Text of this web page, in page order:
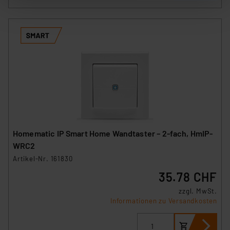
Informationen auf Ihrem gerät (§25 Abs.1 TTDSG) sowie
nachfolgend dargestellten bzw. die von Ihnen
ausgewählten Verarbeitungszwecke (Art. 6 Abs.1a DSG-
Cookies nach Zweck und Anbieter ist durch Klick auf
können die Verwendung nicht notwendiger Cookies
Die Rechtmäßigkeit der Speicherung, Abrufung und
Weiterverarbeitung dieser Daten zur Auswertung und
Analyse bis zum Zeitpunkt des Widerrufs bleibt hiervon
unberührt. Ihre Browser-Einstellungen können dazu
gespeichert werden und dieses Banner erneut
Homematic IP Smart Home Wandtaster – 2-fach, HmIP-
WRC2
Artikel-Nr. 161830
35.78 CHF
zzgl. MwSt.
Informationen zu Versandkosten